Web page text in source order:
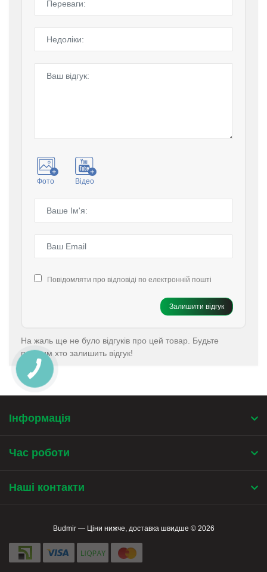
Фото Відео
Повідомляти про відповіді по електронній пошті
Залишити відгук
На жаль ще не було відгуків про цей товар. Будьте
першим хто залишить відгук!
Інформація
Час роботи
Наші контакти
Budmir — Ціни нижче, доставка швидше © 2026